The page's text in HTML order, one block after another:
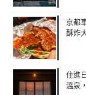
京都
酥炸
住進
溫泉